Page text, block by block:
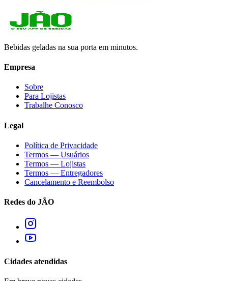
Bebidas geladas na sua porta em minutos.
Empresa
Sobre
Para Lojistas
Trabalhe Conosco
Legal
Política de Privacidade
Termos — Usuários
Termos — Lojistas
Termos — Entregadores
Cancelamento e Reembolso
Redes do JÃO
Cidades atendidas